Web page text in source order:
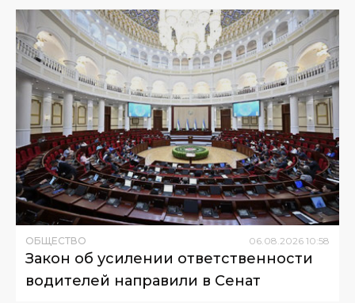
ОБЩЕСТВО 06.08.2026 10:58
Закон об усилении ответственности
водителей направили в Сенат